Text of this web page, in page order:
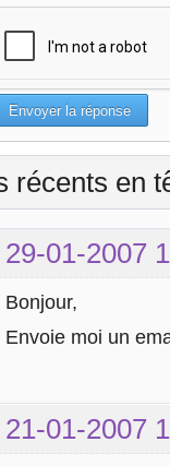
récents en
29-01-2007
Bonjour,
Envoie moi un
21-01-2007